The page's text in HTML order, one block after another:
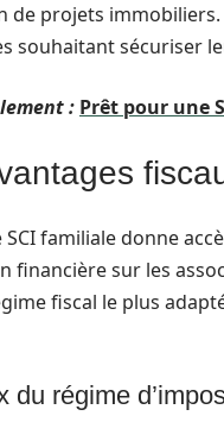
de projets
souhaitant sécuriser
: Prêt pour une
SCI familiale donne
financière sur les
fiscal le plus
du régime